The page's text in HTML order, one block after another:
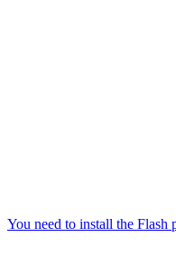
You need to install the Flash